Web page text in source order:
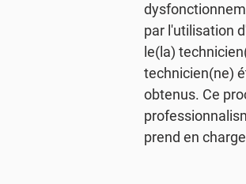
par l'utilisation
le(la)
technicien(ne)
obtenus. Ce
prend en